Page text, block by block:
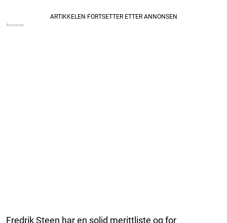
Fredrik Steen har en solid merittliste og for